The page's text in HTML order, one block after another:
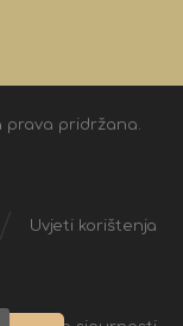
prava pridržana.
Uvjeti korištenja